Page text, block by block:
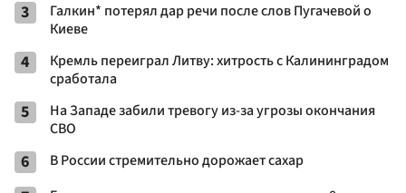
3
Галкин* потерял дар речи после слов Пугачевой о
Киеве
4
Кремль переиграл Литву: хитрость с Калининградом
сработала
5
На Западе забили тревогу из-за угрозы окончания
СВО
6 В России стремительно дорожает сахар